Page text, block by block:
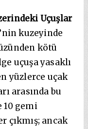
Uçuşlar
kuzeyinde
kötü
uçuşa yasaklı
yüzlerce uçak
arasında bu
10 gemi
çıkmış; ancak